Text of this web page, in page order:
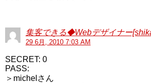
集客できる◆Webデザイナー
29 6月, 2010 7:03 AM
SECRET: 0
PASS:
＞michelさん